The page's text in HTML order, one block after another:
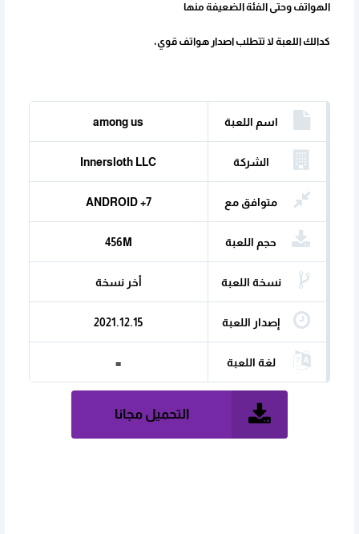
الهواتف وحتى الفئة الضعيفة منها
كدالك اللعبة لا تتطلب اصدار هواتف قوي،
اسم اللعبة among us
الشركة
المنتجة
Innersloth LLC
متوافق مع ANDROID +7
حجم اللعبة 456M
نسخة اللعبة أخر نسخة
إصدار اللعبة 2021.12.15
لغة اللعبة =
التحميل مجانا